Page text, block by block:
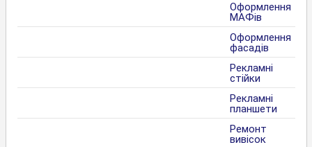
Оформлення
МАФів
Оформлення
фасадів
Рекламні
стійки
Рекламні
планшети
Ремонт
вивісок